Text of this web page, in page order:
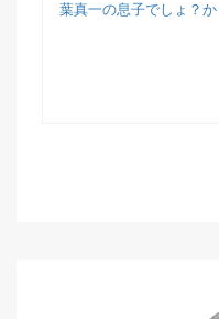
葉真一の息子でしょ？